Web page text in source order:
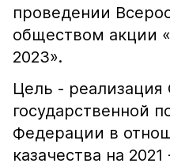
проведении
обществом акции
2023».
Цель - реализация
государственной
Федерации в
казачества на